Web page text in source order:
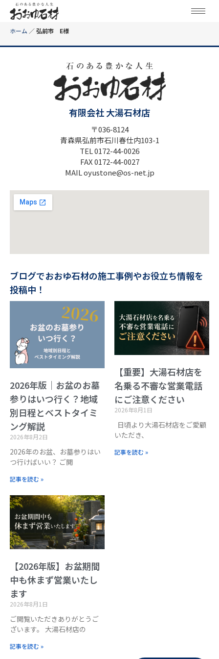
ホーム ／弘前市 E様
有限会社 大湯石材店
〒036-8124
青森県弘前市石川春仕内103-1
TEL 0172-44-0026
FAX 0172-44-0027
MAIL oyustone@os-net.jp
ブログでおおゆ石材の施工事例やお役立ち情報を
投稿中！
2026年版｜お盆のお墓
参りはいつ行く？地域
別日程とベストタイミ
ング解説
2026年8月2日
2026年のお盆、お墓参りはい
つ行けばいい？ ご閲
記事を読む »
【重要】大湯石材店を
名乗る不審な営業電話
にご注意ください
2026年8月1日
日頃より大湯石材店をご愛顧
いただき、
記事を読む »
【2026年版】お盆期間
中も休まず営業いたし
ます
2026年8月1日
ご閲覧いただきありがとうご
ざいます。 大湯石材店の
記事を読む »